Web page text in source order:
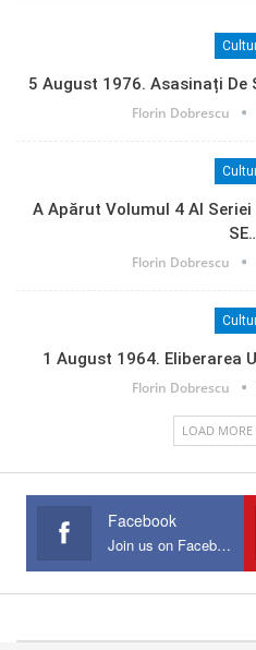
5 August 1976. Asasinați
Florin Dobrescu
A Apărut Volumul 4 Al Seriei
Florin Dobrescu
1 August 1964. Eliberarea
Florin Dobrescu
LOAD MORE
Facebook
Join us on Facebook